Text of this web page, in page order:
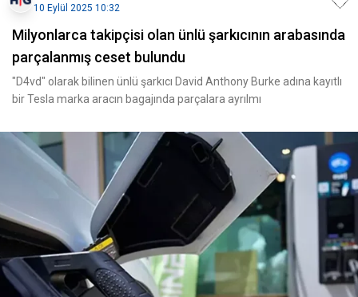
10 Eylül 2025 10:32
Milyonlarca takipçisi olan ünlü şarkıcının arabasında
parçalanmış ceset bulundu
"D4vd" olarak bilinen ünlü şarkıcı David Anthony Burke adına kayıtlı
bir Tesla marka aracın bagajında parçalara ayrılmı